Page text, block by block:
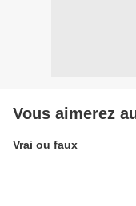
Vous aimerez
Vrai ou faux